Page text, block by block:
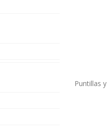
Puntillas